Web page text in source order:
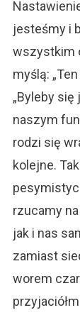
jesteśmy i
wszystkim
myślą:
„Byleby się
naszym
rodzi się
kolejne.
rzucamy
jak i nas
zamiast
worem